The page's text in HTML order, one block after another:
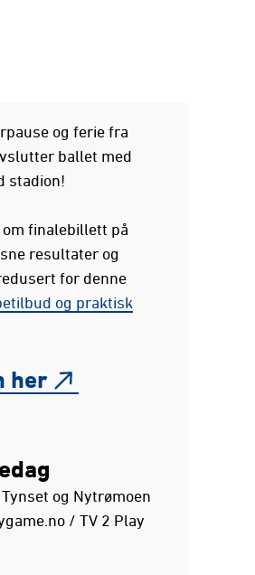
og ferie fra
ballet med
stadion!
finalebillett på
resultater og
for denne
og praktisk
her
og Nytrømoen
/ TV 2 Play